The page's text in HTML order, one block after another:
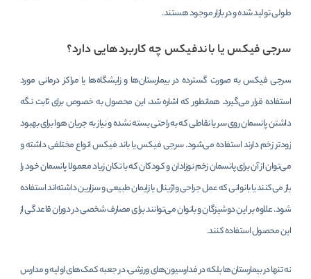
طولی تولید شده و در بازار موجود هستند.
سرجی فیکس یا باندفیکس چه کاربردهایی دارد؟
سرجی فیکس به صورت گسترده در بیمارستان‌ها و زایشگاه‌ها یا مراکز درمانی مورد
استفاده قرار می‌گیرد. همانطور که اشاره شد، این محصول به خصوص برای ثابت نگه
داشتن پانسمان روی سر یا نقاطی که به راحتی بسته نشده و نیاز به جریان هوا برای بهبود
زودتر زخم دارند استفاده می‌شود. سرجی فیکس یا باند فیکس انواع مختلفی داشته و
می‌توان از آن برای پانسمان زخم نوزادان و کودکان که با تکان زیاد معمولا پانسمان خود را
باز می‌کنند یا بانوانی که عمل جراحی واژینال یا زایمان طبیعی و سزارین داشته‌اند استفاده
شود. علاوه بر این دوشیزگان و بانوان می‌توانند برای مصارف شخصی در دوران قاعدگی از
این محصول استفاده کنند.
نه تنها در بیمارستان‌ها بلکه در فدارسیون‌های ورزشی، در جعبه کمک‌های اولیه و مدارس